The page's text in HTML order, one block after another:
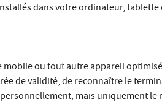
dans votre ordinateur,
ou tout autre appareil
de validité, de reconnaître le
mais uniquement